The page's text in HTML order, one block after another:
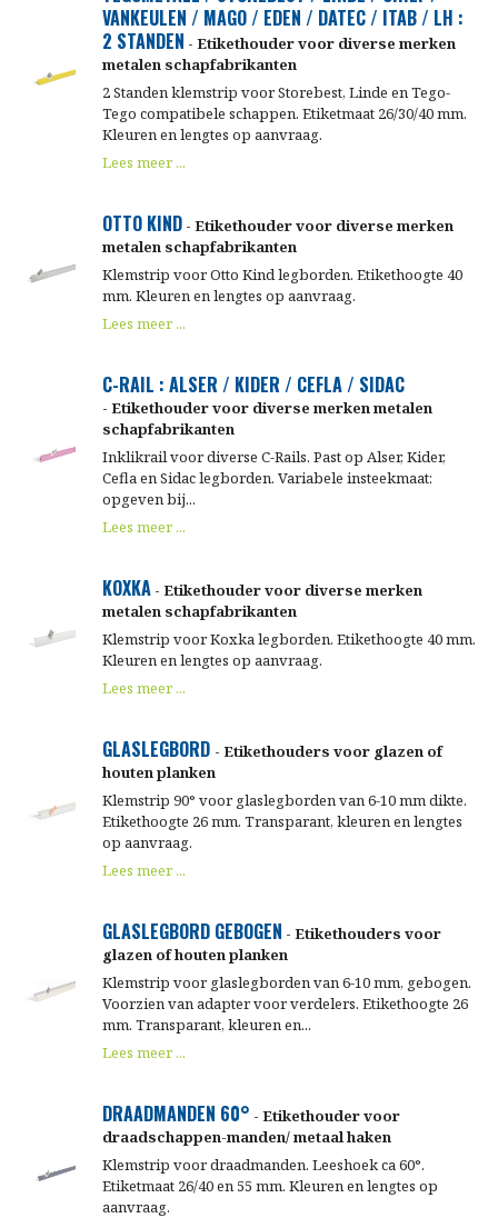
VANKEULEN / MAGO / EDEN / DATEC / ITAB / LH :
2 STANDEN - Etikethouder voor diverse merken
metalen schapfabrikanten
2 Standen klemstrip voor Storebest, Linde en Tego-
Tego compatibele schappen. Etiketmaat 26/30/40 mm.
Kleuren en lengtes op aanvraag.
Lees meer ...
OTTO KIND- Etikethouder voor diverse merken
metalen schapfabrikanten
Klemstrip voor Otto Kind legborden. Etikethoogte 40
mm. Kleuren en lengtes op aanvraag.
Lees meer ...
C-RAIL : ALSER / KIDER / CEFLA / SIDAC
- Etikethouder voor diverse merken metalen
schapfabrikanten
Inklikrail voor diverse C-Rails. Past op Alser, Kider,
Cefla en Sidac legborden. Variabele insteekmaat:
opgeven bij...
Lees meer ...
KOXKA- Etikethouder voor diverse merken
metalen schapfabrikanten
Klemstrip voor Koxka legborden. Etikethoogte 40 mm.
Kleuren en lengtes op aanvraag.
Lees meer ...
GLASLEGBORD - Etikethouders voor glazen of
houten planken
Klemstrip 90° voor glaslegborden van 6-10 mm dikte.
Etikethoogte 26 mm. Transparant, kleuren en lengtes
op aanvraag.
Lees meer ...
GLASLEGBORD GEBOGEN - Etikethouders voor
glazen of houten planken
Klemstrip voor glaslegborden van 6-10 mm, gebogen.
Voorzien van adapter voor verdelers. Etikethoogte 26
mm. Transparant, kleuren en...
Lees meer ...
DRAADMANDEN 60° - Etikethouder voor
draadschappen-manden/ metaal haken
Klemstrip voor draadmanden. Leeshoek ca 60°.
Etiketmaat 26/40 en 55 mm. Kleuren en lengtes op
aanvraag.